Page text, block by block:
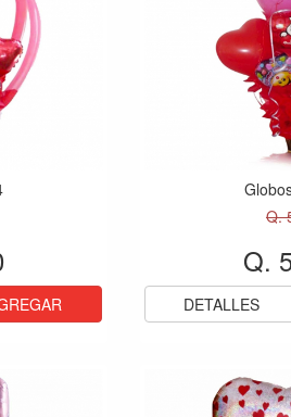
Q.
Q.
DETALLES